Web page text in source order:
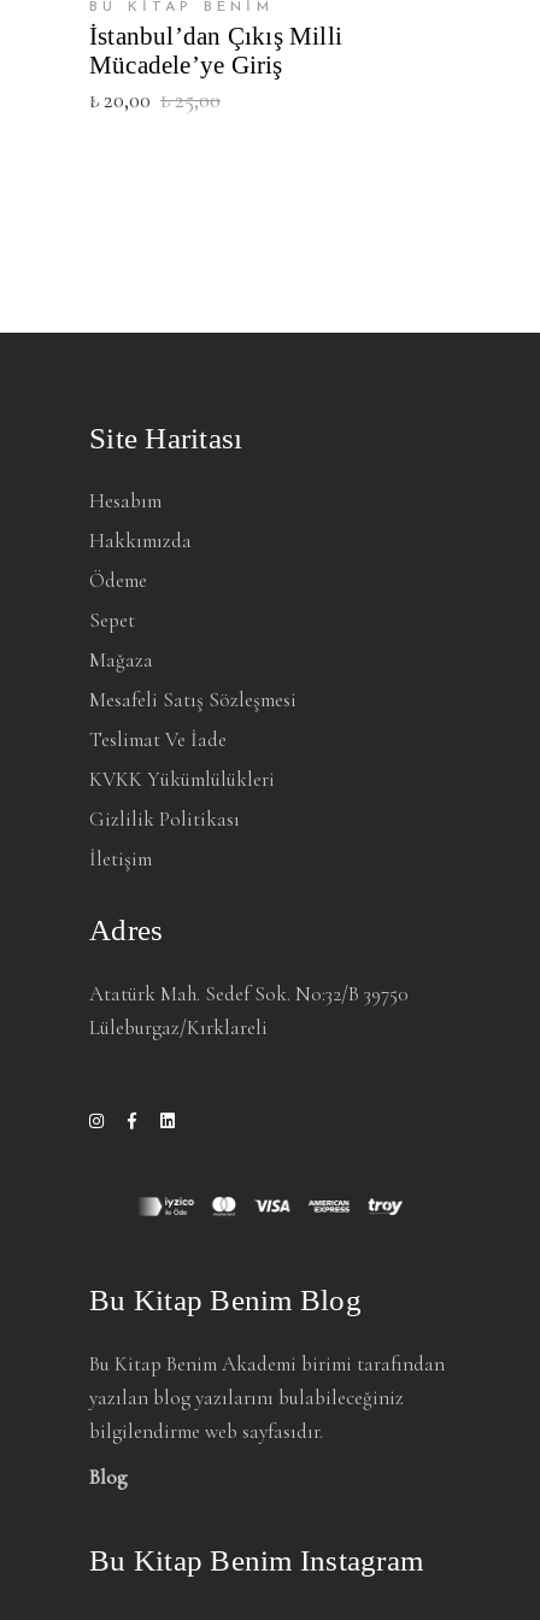
BU KİTAP BENİM
İstanbul’dan Çıkış Milli
Mücadele’ye Giriş
₺25,00
Orijinal
fiyat:
₺20,00
Şu
andaki
Site Haritası
Hesabım
Hakkımızda
Ödeme
Sepet
Mağaza
Mesafeli Satış Sözleşmesi
Teslimat Ve İade
KVKK Yükümlülükleri
Gizlilik Politikası
İletişim
Adres
Atatürk Mah. Sedef Sok. No:32/B 39750
Lüleburgaz/Kırklareli
Bu Kitap Benim Blog
Bu Kitap Benim Akademi birimi tarafından
yazılan blog yazılarını bulabileceğiniz
bilgilendirme web sayfasıdır.
Blog
Bu Kitap Benim Instagram